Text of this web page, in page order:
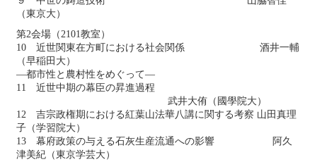
（東京大）
第2会場（2101教室）
10 近世関東在方町における社会関係 酒井一輔
（早稲田大）
―都市性と農村性をめぐって―
11 近世中期の幕臣の昇進過程
武井大侑（國學院大）
12 吉宗政権期における紅葉山法華八講に関する考察 山田真理
子（学習院大）
13 幕府政策の与える石灰生産流通への影響 阿久
津美紀（東京学芸大）